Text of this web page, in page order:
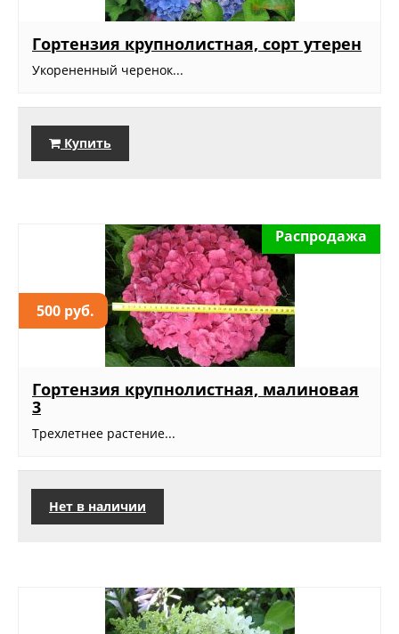
Гортензия крупнолистная, сорт утерен
Укорененный черенок...
Купить
500 руб.
Распродажа
Гортензия крупнолистная, малиновая
3
Трехлетнее растение...
Нет в наличии